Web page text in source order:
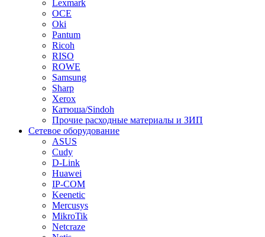
Lexmark
OCE
Oki
Pantum
Ricoh
RISO
ROWE
Samsung
Sharp
Xerox
Катюша/Sindoh
Прочие расходные материалы и ЗИП
Сетевое оборудование
ASUS
Cudy
D-Link
Huawei
IP-COM
Keenetic
Mercusys
MikroTik
Netcraze